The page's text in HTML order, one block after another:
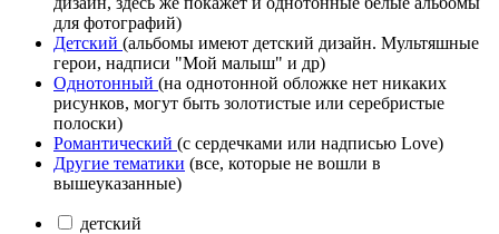
для фотографий)
Детский (альбомы имеют детский дизайн. Мультяшные
герои, надписи "Мой малыш" и др)
Однотонный (на однотонной обложке нет никаких
рисунков, могут быть золотистые или серебристые
полоски)
Романтический (с сердечками или надписью Love)
Другие тематики (все, которые не вошли в
вышеуказанные)
детский